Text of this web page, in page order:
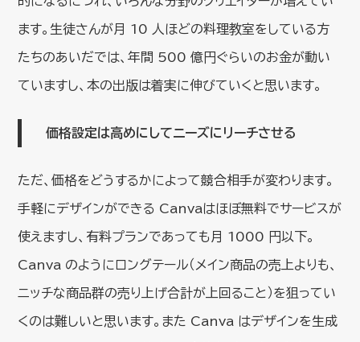
ます。生徒さんが月 10 人ほどの料理教室をしている方
たちのあいだでは、年間 500 億円ぐらいのお金が動い
ていますし、本の出版は着実に伸びていくと思います。
価格設定は高めにしてニーズにリーチさせる
ただ、価格をどうするかによって競合相手が変わります。
手軽にデザインができる Canvaはほぼ無料でサービスが
使えますし、有料プランであっても月 1000 円以下。
Canva のようにロングテール（メイン商品の売上よりも、
ニッチな商品群の売り上げ合計が上回ること）を狙ってい
くのは難しいと思います。また Canva はデザインを生成